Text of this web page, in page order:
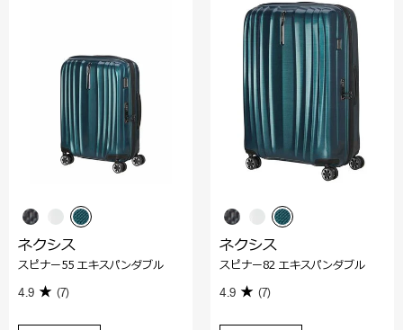
ネクシス
スピナー55 エキスパンダブル
4.9 (7)
ネクシス
スピナー82 エキスパンダブル
4.9 (7)